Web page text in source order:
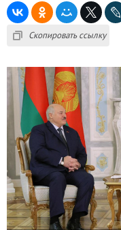
Скопировать ссылку